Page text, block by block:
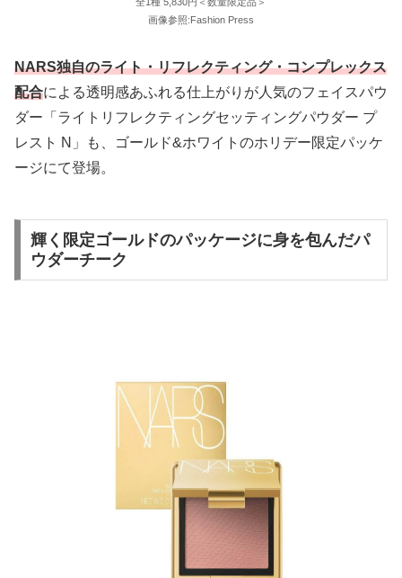
画像参照:Fashion Press
NARS独自のライト・リフレクティング・コンプレックス
配合による透明感あふれる仕上がりが人気のフェイスパウ
ダー「ライトリフレクティングセッティングパウダー プ
レスト N」も、ゴールド&ホワイトのホリデー限定パッケ
ージにて登場。
輝く限定ゴールドのパッケージに身を包んだパ
ウダーチーク